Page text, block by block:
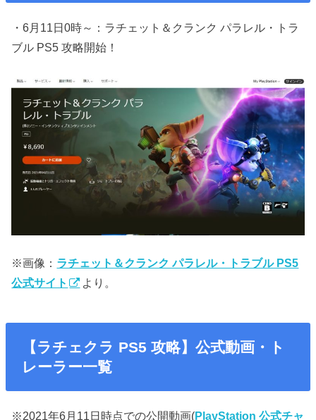
・6月11日0時～：ラチェット＆クランク パラレル・トラ
ブル PS5 攻略開始！
※画像： ラチェット＆クランク パラレル・トラブル PS5
公式サイト
より。
【ラチェクラ PS5 攻略】公式動画・ト
レーラー一覧
※2021年6月11日時点での公開動画(PlayStation 公式チャ